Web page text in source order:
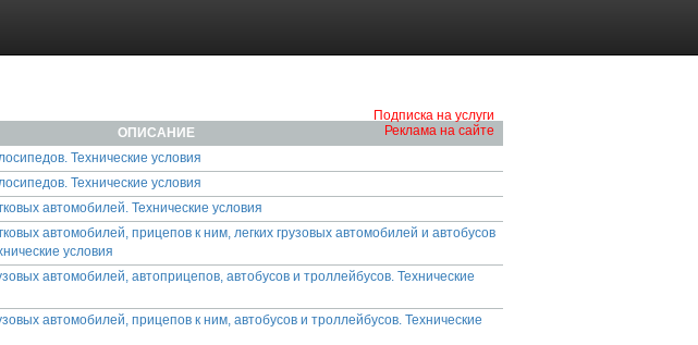
Подписка на услуги
Реклама на сайте
ОПИСАНИЕ
Технические условия
Технические условия
автомобилей. Технические условия
автомобилей, прицепов к ним, легких грузовых автомобилей и автобусов
условия
автомобилей, автоприцепов, автобусов и троллейбусов. Технические
автомобилей, прицепов к ним, автобусов и троллейбусов. Технические